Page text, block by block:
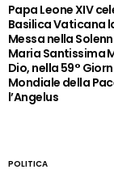
Papa Leone XIV
Basilica Vaticana
Messa nella
Maria Santissima
Dio, nella 59°
Mondiale della
l’Angelus
POLITICA